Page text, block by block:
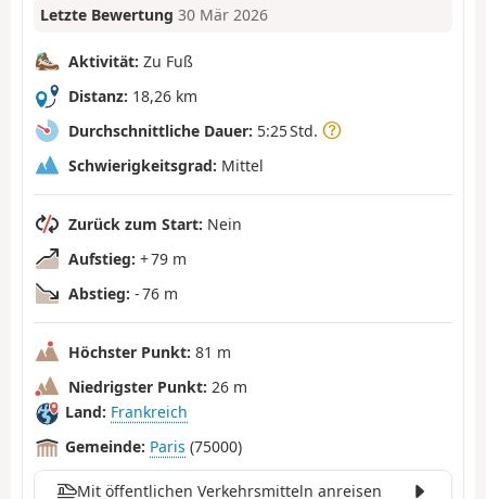
Letzte Bewertung 30 Mär 2026
Aktivität: Zu Fuß
Distanz: 18,26 km
Durchschnittliche Dauer: 5:25 Std.
Schwierigkeitsgrad: Mittel
Zurück zum Start: Nein
Aufstieg: + 79 m
Abstieg: - 76 m
Höchster Punkt: 81 m
Niedrigster Punkt: 26 m
Land: Frankreich
Gemeinde: Paris (75000)
Mit öffentlichen Verkehrsmitteln anreisen